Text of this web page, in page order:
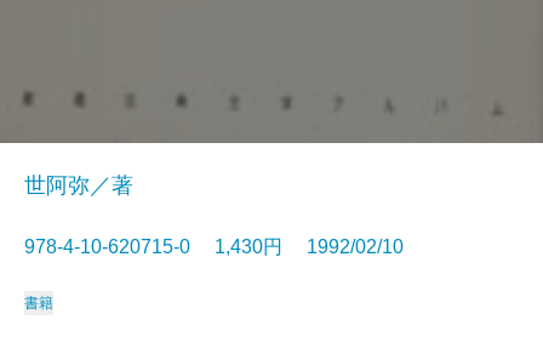
世阿弥／著
978-4-10-620715-0 1,430円 1992/02/10
書籍